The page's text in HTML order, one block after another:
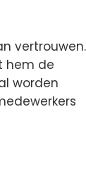
vertrouwen.
hem de
worden